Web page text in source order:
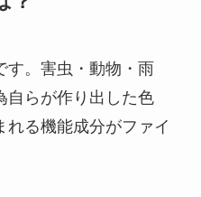
す。害虫・動物・雨
自らが作り出した色
る機能成分がファイ